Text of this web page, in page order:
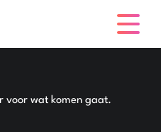
voor wat komen gaat.